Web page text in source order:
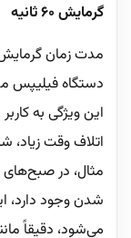
گرمایش 60 ثانیه
این ویژگی به
اتلاف وقت
مثال، در صبح‌های
شدن وجود
می‌شود، دقیقاً